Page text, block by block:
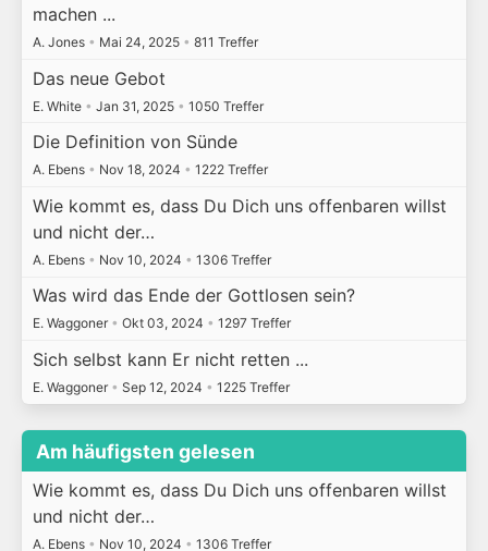
machen ...
A. Jones • Mai 24, 2025 • 811 Treffer
Das neue Gebot
E. White • Jan 31, 2025 • 1050 Treffer
Die Definition von Sünde
A. Ebens • Nov 18, 2024 • 1222 Treffer
Wie kommt es, dass Du Dich uns offenbaren willst
und nicht der…
A. Ebens • Nov 10, 2024 • 1306 Treffer
Was wird das Ende der Gottlosen sein?
E. Waggoner • Okt 03, 2024 • 1297 Treffer
Sich selbst kann Er nicht retten ...
E. Waggoner • Sep 12, 2024 • 1225 Treffer
Am häufigsten gelesen
Wie kommt es, dass Du Dich uns offenbaren willst
und nicht der…
A. Ebens • Nov 10, 2024 • 1306 Treffer